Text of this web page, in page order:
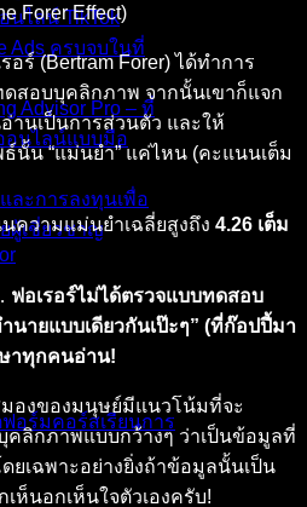
ไลน์ TikTok
Ads ครบจบในที่
Advisor Pro – ที่
อนไลน์แบบมือ
ละการลงทุนเพื่อ
ผู้เชี่ยวชาญ
Forer Effect)
ร์ (Bertram Forer) ได้ทำการ
สอบบุคลิกภาพ จากนั้นเขาก็แจก
านเป็นการส่วนตัว และให้
นั้น “แม่นยำ” แค่ไหน (คะแนนเต็ม
ความแม่นยำเฉลี่ยสูงถึง 4.26 เต็ม
ฟอเรอร์ไม่ได้ตรวจแบบทดสอบ
นายแบบเดียวกันเป๊ะๆ” (ที่ก๊อปปี้มา
าทุกคนอ่าน!
องของมนุษย์มีแนวโน้มที่จะ
ลิกภาพแบบกว้างๆ ว่าเป็นข้อมูลที่
ยเฉพาะอย่างยิ่งถ้าข้อมูลนั้นเป็น
เห็นอกเห็นใจตัวเองครับ!